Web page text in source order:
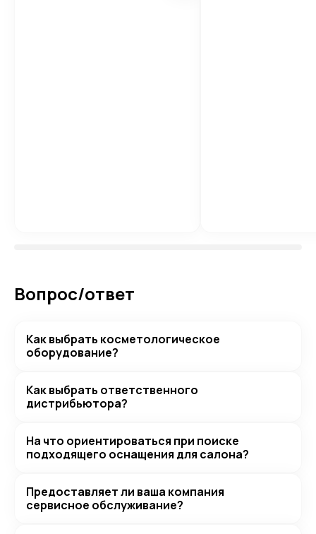
Вопрос/ответ
Как выбрать косметологическое
оборудование?
Как выбрать ответственного
дистрибьютора?
На что ориентироваться при поиске
подходящего оснащения для салона?
Предоставляет ли ваша компания
сервисное обслуживание?